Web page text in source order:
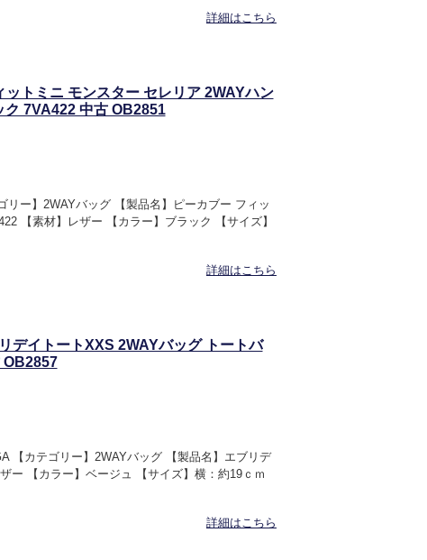
詳細はこちら
トミニ モンスター セレリア 2WAYハン
ク 7VA422 中古 OB2851
リー】2WAYバッグ 【製品名】ピーカブー フィッ
【素材】レザー 【カラー】ブラック 【サイズ】
詳細はこちら
デイトートXXS 2WAYバッグ トートバ
OB2857
【カテゴリー】2WAYバッグ 【製品名】エブリデ
ー 【カラー】ベージュ 【サイズ】横：約19ｃｍ
詳細はこちら